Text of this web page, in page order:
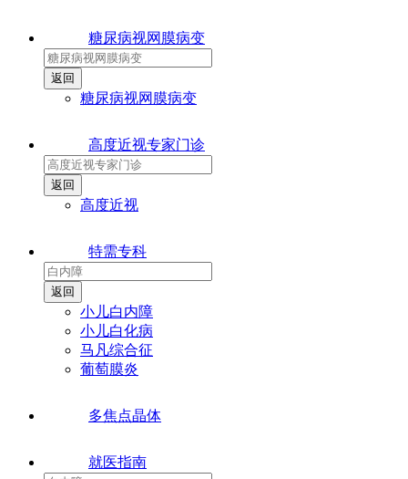
糖尿病视网膜病变
糖尿病视网膜病变
高度近视专家门诊
高度近视
特需专科
小儿白内障
小儿白化病
马凡综合征
葡萄膜炎
多焦点晶体
就医指南